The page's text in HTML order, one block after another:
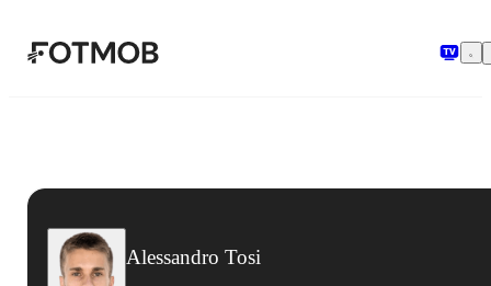
Alessandro Tosi